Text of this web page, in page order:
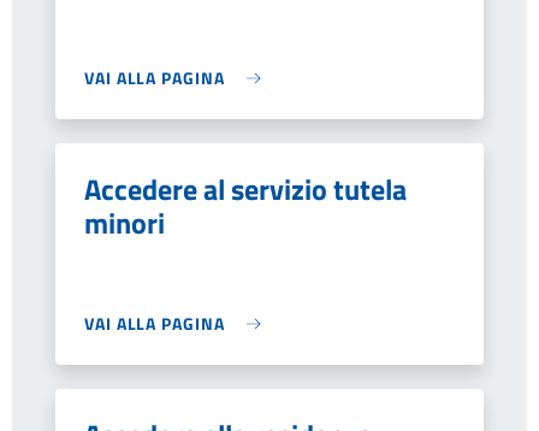
VAI ALLA PAGINA
Accedere al servizio tutela
minori
VAI ALLA PAGINA